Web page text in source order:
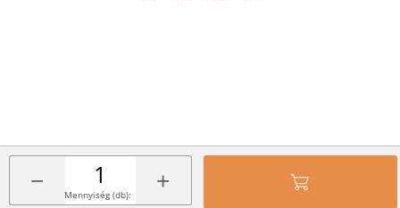
− +
Mennyiség (db):